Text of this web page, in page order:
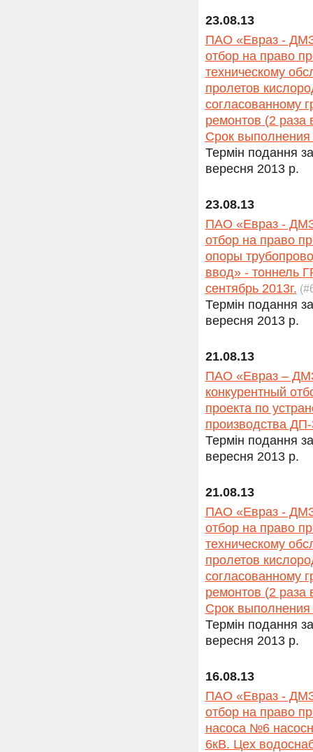
23.08.13
ПАО «Евраз - ДМЗ
отбор на право
техническому
пролетов
согласованному
ремонтов (2 раза
Срок выполнения
Термін подання
вересня 2013 р.
23.08.13
ПАО «Евраз - ДМЗ
отбор на право
опоры
ввод» - тоннель
сентябрь 2013г.
Термін подання
вересня 2013 р.
21.08.13
ПАО «Евраз –
конкурентный
проекта по
производства
Термін подання
вересня 2013 р.
21.08.13
ПАО «Евраз - ДМЗ
отбор на право
техническому
пролетов
согласованному
ремонтов (2 раза
Срок выполнения
Термін подання
вересня 2013 р.
16.08.13
ПАО «Евраз - ДМЗ
отбор на право
насоса №6
6кВ. Цех